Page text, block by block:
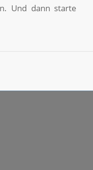
Und dann starte